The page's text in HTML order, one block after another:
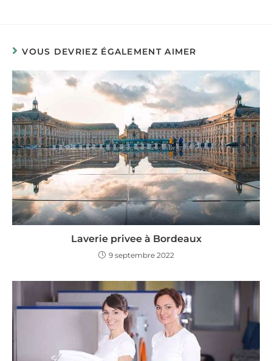
VOUS DEVRIEZ ÉGALEMENT AIMER
Laverie privee à Bordeaux
9 septembre 2022